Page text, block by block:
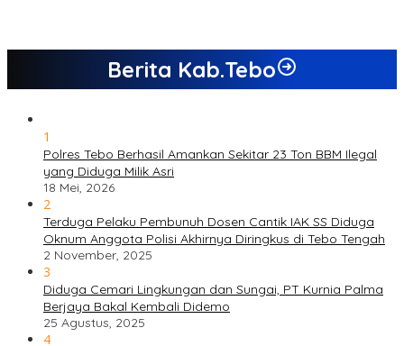
Berita Kab.Tebo
1
Polres Tebo Berhasil Amankan Sekitar 23 Ton BBM Ilegal
yang Diduga Milik Asri
18 Mei, 2026
2
Terduga Pelaku Pembunuh Dosen Cantik IAK SS Diduga
Oknum Anggota Polisi Akhirnya Diringkus di Tebo Tengah
2 November, 2025
3
Diduga Cemari Lingkungan dan Sungai, PT Kurnia Palma
Berjaya Bakal Kembali Didemo
25 Agustus, 2025
4